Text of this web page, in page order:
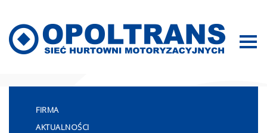
FIRMA
AKTUALNOŚCI